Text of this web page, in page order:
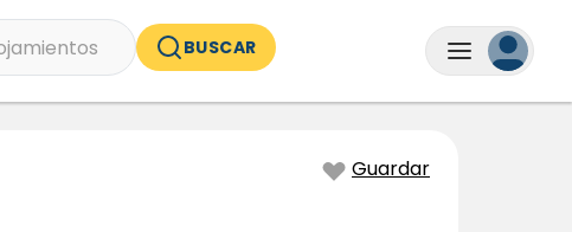
BUSCAR
Guardar